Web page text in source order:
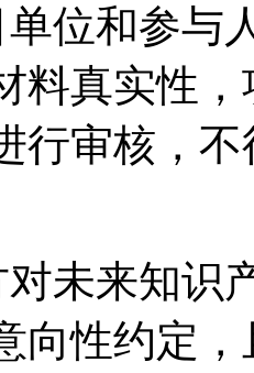
位和参与
料真实性
行审核，
未来知识
向性约定